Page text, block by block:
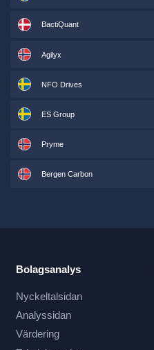
BactiQuant
Agilyx
NFO Drives
ES Group
Pryme
Bergen Carbon
Bolagsanalys
Nyckeltalsidan
Analyssidan
Värdering